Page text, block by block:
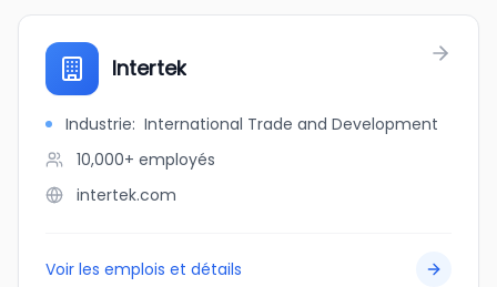
Intertek
Industrie: International Trade and Development
10,000+ employés
intertek.com
Voir les emplois et détails